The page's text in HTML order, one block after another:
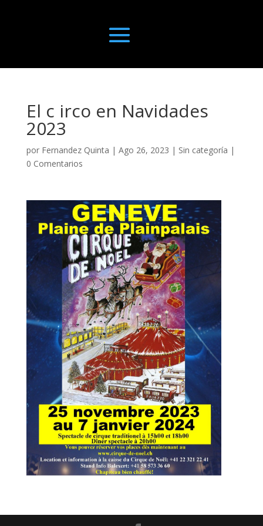
El c irco en Navidades
2023
por Fernandez Quinta | Ago 26, 2023 | Sin categoría |
0 Comentarios